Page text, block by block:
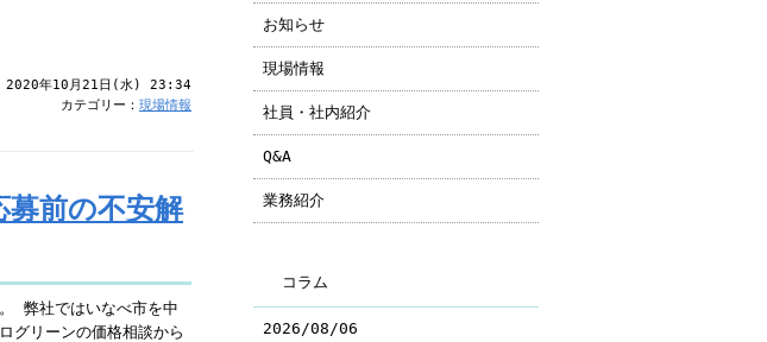
2020年10月21日(水) 23:34
カテゴリー： 現場情報
募前の不安解
弊社ではいなべ市を中
グリーンの価格相談から
お知らせ
現場情報
社員・社内紹介
Q&A
業務紹介
コラム
2026/08/06